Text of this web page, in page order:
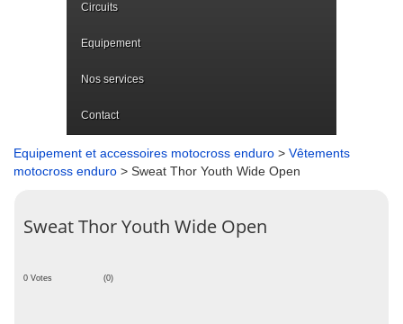
Circuits
Equipement
Nos services
Contact
Equipement et accessoires motocross enduro > Vêtements
motocross enduro > Sweat Thor Youth Wide Open
Sweat Thor Youth Wide Open
0 Votes (0)